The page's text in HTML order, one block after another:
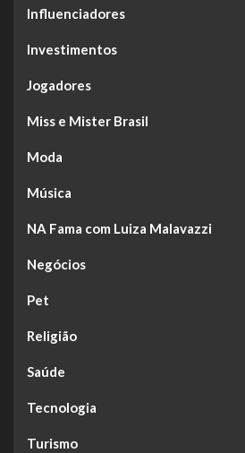
Influenciadores
Investimentos
Jogadores
Miss e Mister Brasil
Moda
Música
NA Fama com Luiza Malavazzi
Negócios
Pet
Religião
Saúde
Tecnologia
Turismo